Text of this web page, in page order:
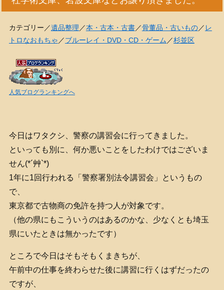
カテゴリー／遺品整理／本・古本・古書／骨董品・古いもの／ レ
トロなおもちゃ／ブルーレイ・DVD・CD・ゲーム／杉並区
人気ブログランキングへ
今日はワタクシ、警察の講習会に行ってきました。
といっても別に、何か悪いことをしたわけではございま
せん(*´艸`*)
1年に1回行われる「警察署別法令講習会」というもの
で、
東京都で古物商の免許を持つ人が対象です。
（他の県にもこういうのはあるのかな、少なくとも埼玉
県にいたときは無かったです）
ところで今日はそもそもくまきちが、
午前中の仕事を終わらせた後に講習に行くはずだったの
ですが、